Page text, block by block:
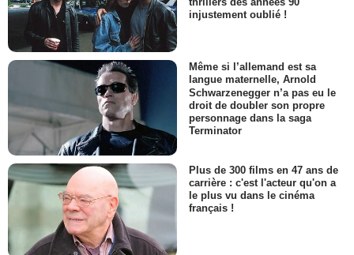
injustement oublié !
Même si l’allemand est sa
langue maternelle, Arnold
Schwarzenegger n’a pas eu le
droit de doubler son propre
personnage dans la saga
Terminator
Plus de 300 films en 47 ans de
carrière : c'est l'acteur qu'on a
le plus vu dans le cinéma
français !